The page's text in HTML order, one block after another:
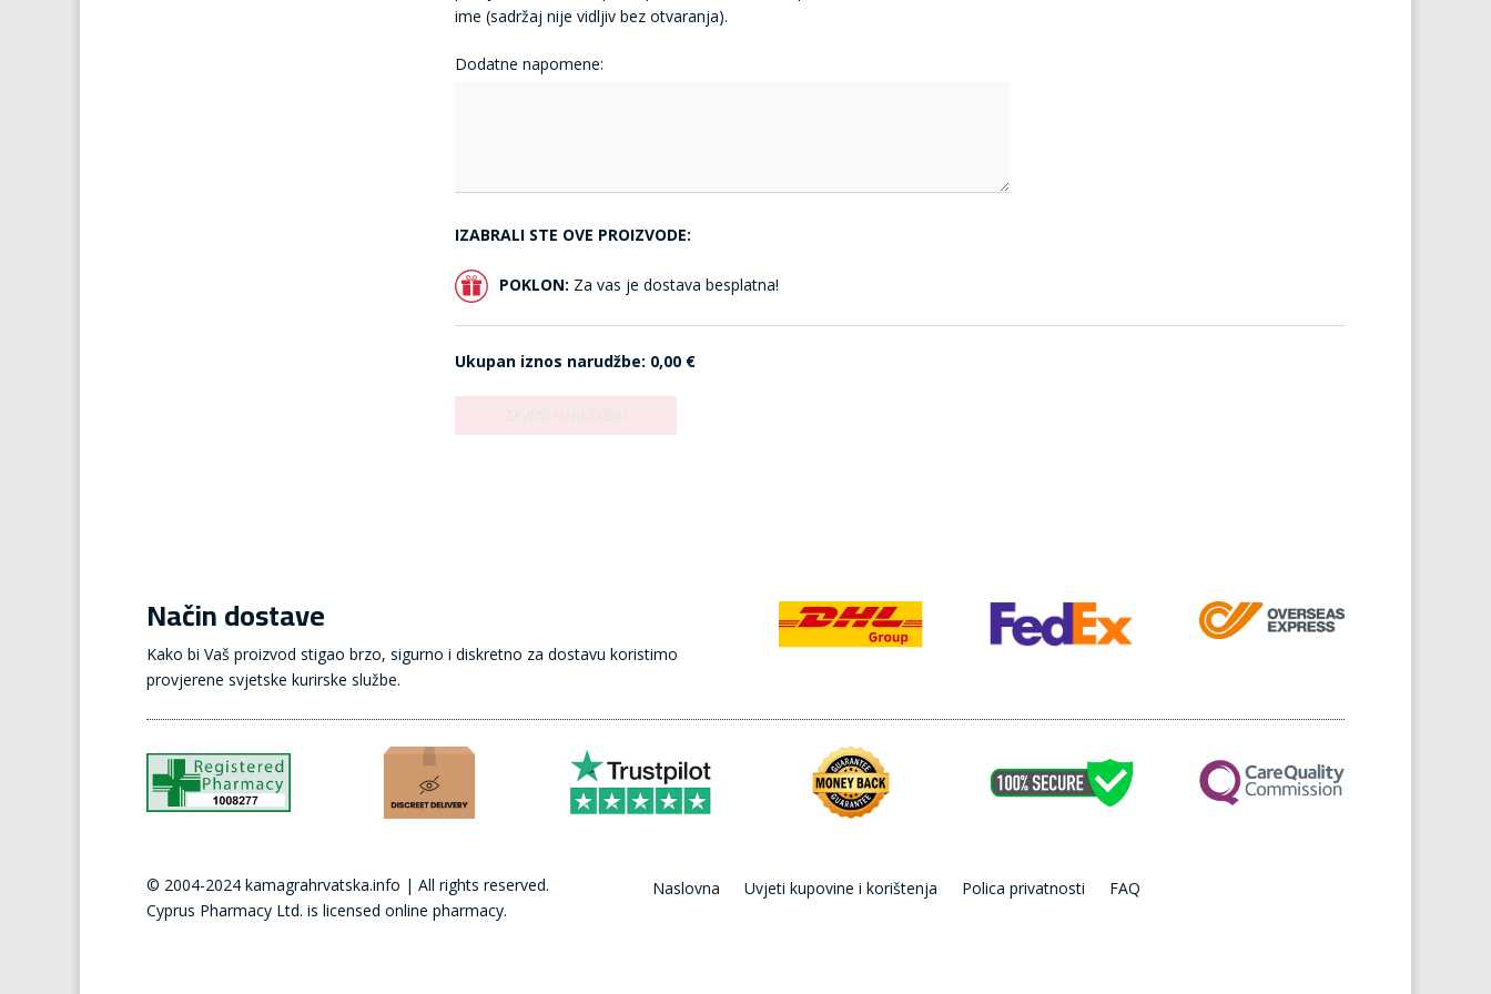
ime (sadržaj nije vidljiv bez otvaranja).
Dodatne napomene:
IZABRALI STE OVE PROIZVODE:
POKLON: Za vas je dostava besplatna!
Ukupan iznos narudžbe: 0,00 €
Način dostave
Kako bi Vaš proizvod stigao brzo, sigurno i diskretno za dostavu koristimo
provjerene svjetske kurirske službe.
© 2004-2024 kamagrahrvatska.info | All rights reserved.
Cyprus Pharmacy Ltd. is licensed online pharmacy.
Naslovna Uvjeti kupovine i korištenja Polica privatnosti FAQ